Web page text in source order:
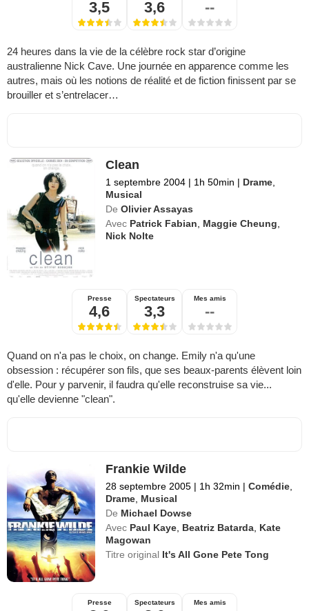
3,5 3,6 --
24 heures dans la vie de la célèbre rock star d’origine
australienne Nick Cave. Une journée en apparence comme les
autres, mais où les notions de réalité et de fiction finissent par se
brouiller et s’entrelacer…
Clean
1 septembre 2004 | 1h 50min | Drame,
Musical
De Olivier Assayas
Avec Patrick Fabian, Maggie Cheung,
Nick Nolte
Presse
4,6
Spectateurs
3,3
Mes amis
--
Quand on n'a pas le choix, on change. Emily n'a qu'une
obsession : récupérer son fils, que ses beaux-parents élèvent loin
d'elle. Pour y parvenir, il faudra qu'elle reconstruise sa vie...
qu'elle devienne "clean".
Frankie Wilde
28 septembre 2005 | 1h 32min | Comédie,
Drame, Musical
De Michael Dowse
Avec Paul Kaye, Beatriz Batarda, Kate
Magowan
Titre original It's All Gone Pete Tong
Presse Spectateurs Mes amis